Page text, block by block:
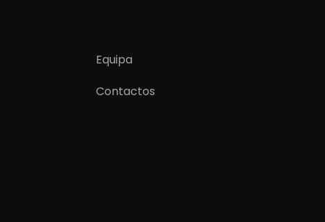
Equipa
Contactos